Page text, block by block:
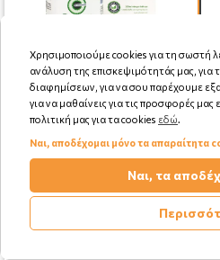
Αγορά
Χρησιμοποιούμε cookies για τη σωστή
ανάλυση της επισκεψιμότητάς μας, για
διαφημίσεων, για να σου παρέχουμε
για να μαθαίνεις για τις προσφορές
πολιτική μας για τα cookies εδώ.
Ναι, αποδέχομαι μόνο τα απαραίτητα
Ναι, τα